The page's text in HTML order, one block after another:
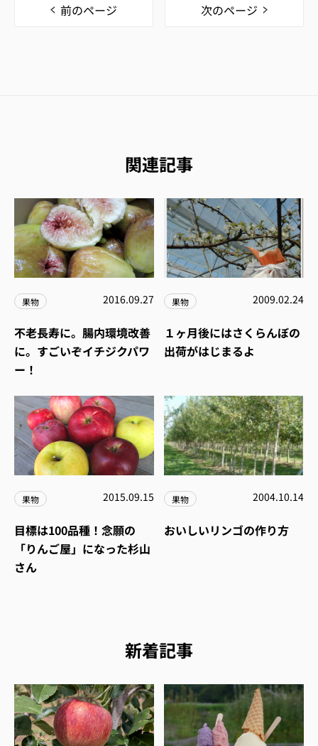
前のページ 次のページ
関連記事
果物 2016.09.27
不老長寿に。腸内環境改善
に。すごいぞイチジクパワ
ー！
果物 2009.02.24
１ヶ月後にはさくらんぼの
出荷がはじまるよ
果物 2015.09.15
目標は100品種！念願の
「りんご屋」になった杉山
さん
果物 2004.10.14
おいしいリンゴの作り方
新着記事